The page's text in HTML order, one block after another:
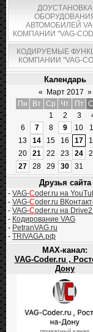
ДОУСТАНОВКА
АВТОМОБИЛЕЙ
КОМПАНИИ "VAG-
КОДИРУЕМЫЕ
КОМПАНИИ "VAG-
Календарь
« Март 2017 »
Пн
Вт Ср Чт Пт
1
2 3
6
7 8 9 10
13
14 15 16 17
20
21 22 23 24
27
28 29 30 31
Друзья сайта
- VAG-Coder.ru на
- VAG-Coder.ru
- VAG-Coder.ru на
- Кодирование VAG
- PetranVAG.ru
- TRIVAGA.рф
MAX-канал:
VAG-Coder.ru ,
Дону